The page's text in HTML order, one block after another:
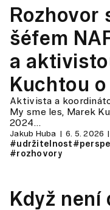
Rozhovor
šéfem
a
Kuchtou
parků
Aktivista a
My sme les, Marek
2024…
Jakub Huba 6. 5. 2026
#udržitelnost
#rozhovory
Když není